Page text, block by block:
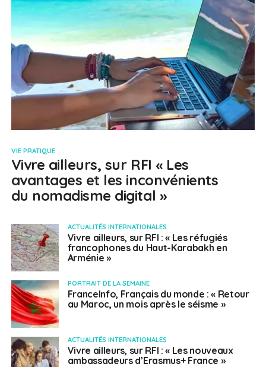
VIE PRATIQUE
Vivre ailleurs, sur RFI « Les
avantages et les inconvénients
du nomadisme digital »
ACTUALITÉS INTERNATIONALES
Vivre ailleurs, sur RFI : « Les réfugiés
francophones du Haut-Karabakh en
Arménie »
PORTRAIT DE LA SEMAINE
FranceInfo, Français du monde : « Retour
au Maroc, un mois après le séisme »
ACTUALITÉS INTERNATIONALES
Vivre ailleurs, sur RFI : « Les nouveaux
ambassadeurs d’Erasmus+ France »